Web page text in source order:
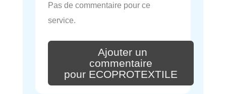
Pas de commentaire pour ce
service.
Ajouter un
commentaire
pour ECOPROTEXTILE